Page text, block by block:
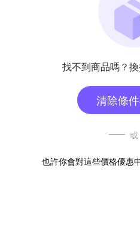
找不到商品嗎？
清除條
或
也許你會對這些價格優惠